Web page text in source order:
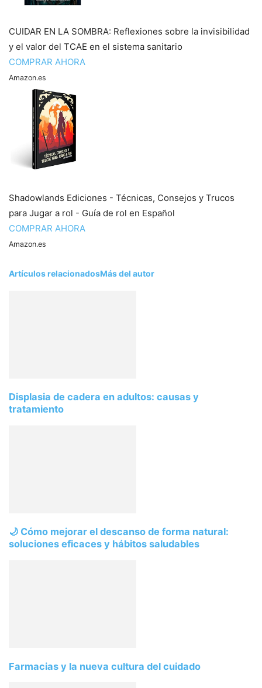
CUIDAR EN LA SOMBRA: Reflexiones sobre la invisibilidad
y el valor del TCAE en el sistema sanitario
COMPRAR AHORA
Amazon.es
Shadowlands Ediciones - Técnicas, Consejos y Trucos
para Jugar a rol - Guía de rol en Español
COMPRAR AHORA
Amazon.es
Artículos relacionadosMás del autor
Displasia de cadera en adultos: causas y
tratamiento
🌙 Cómo mejorar el descanso de forma natural:
soluciones eficaces y hábitos saludables
Farmacias y la nueva cultura del cuidado